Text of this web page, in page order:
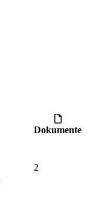
Dokumente
2